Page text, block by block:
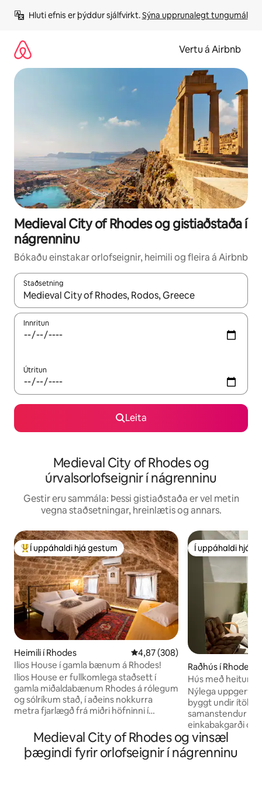
beint
Hluti efnis er þýddur sjálfvirkt. Sýna upprunalegt tungumál
Vertu á Airbnb
Medieval City of Rhodes og gistiaðstaða í
nágrenninu
Bókaðu einstakar orlofseignir, heimili og fleira á Airbnb
Staðsetning
Þegar niðurstöður liggja fyrir skaltu nota upp og niður
Innritun
Útritun
Leita
Medieval City of Rhodes og
úrvalsorlofseignir í nágrenninu
Gestir eru sammála: Þessi gistiaðstaða er vel metin
vegna staðsetningar, hreinlætis og annars.
Í mestu uppáhaldi hjá gestum
Í uppáhaldi hjá gestum
Heimili í Rhodes 4,87 af 5 í meðaleinkunn, 308
4,87 (308)
Ilios House í gamla bænum á Rhodes!
Ilios House er fullkomlega staðsett í
gamla miðaldabænum Rhodes á rólegum
og sólríkum stað, í aðeins nokkurra
metra fjarlægð frá miðri höfninni í
markaðssvæði gamla bæjarins. Húsið var
keypt og gert upp árið 2005 samkvæmt
útvegun fornleifadeildar Rhódos vegna
Í uppáhaldi hjá
Í uppáhaldi hjá
Raðhús í Rhodes
Hús með heitum
bakgarði/miðstöð
Nýlega uppgert
byggt undir
samanstendur af
einkabakgarði og
potti. Jarðhæðin
einstaklinga á
baðherbergi,
Medieval City of Rhodes og vinsæl
þægindi fyrir orlofseignir í nágrenninu